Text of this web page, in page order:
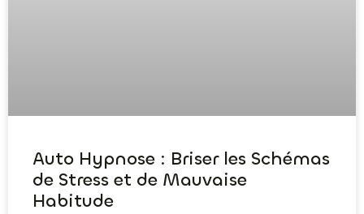
Auto Hypnose : Briser les Schémas
de Stress et de Mauvaise
Habitude